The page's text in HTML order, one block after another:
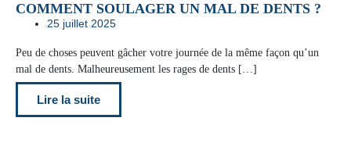
COMMENT SOULAGER UN MAL DE DENTS ?
25 juillet 2025
Peu de choses peuvent gâcher votre journée de la même façon qu’un
mal de dents. Malheureusement les rages de dents […]
Lire la suite